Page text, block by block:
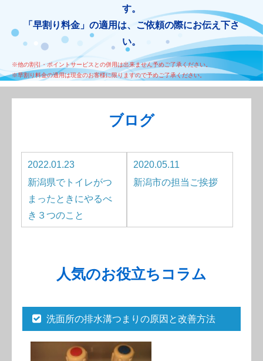
す。
「早割り料金」の適用は、ご依頼の際にお伝え下さ
い。
※他の割引・ポイントサービスとの併用は出来ません予めご了承ください。
※早割り料金の適用は現金のお客様に限りますので予めご了承ください。
ブログ
2022.01.23
新潟県でトイレがつ
まったときにやるべ
き３つのこと
2020.05.11
新潟市の担当ご挨拶
人気のお役立ちコラム
洗面所の排水溝つまりの原因と改善方法